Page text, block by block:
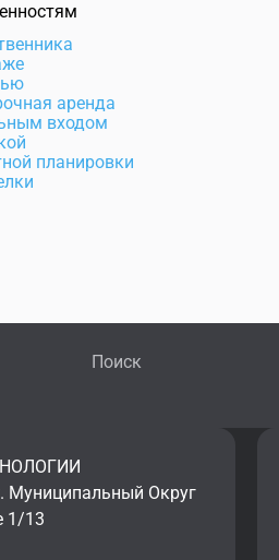
аренда
входом
планировки
Поиск
Муниципальный Округ
1/13